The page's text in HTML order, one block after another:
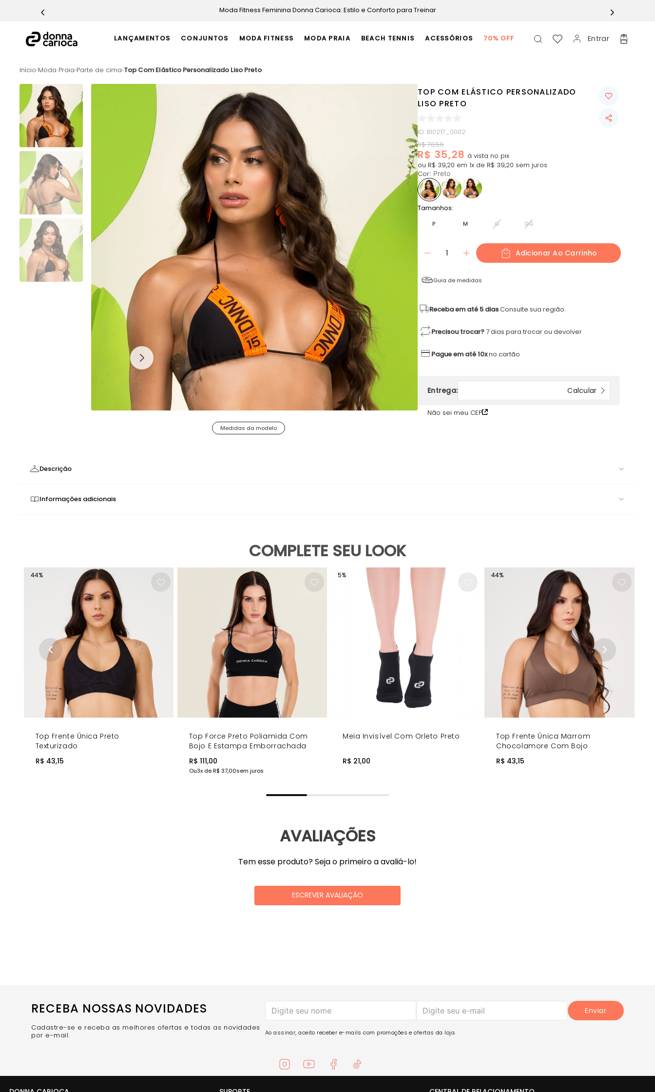
Moda Fitness Feminina Donna Carioca: Estilo e Conforto para Treinar
LANÇAMENTOS CONJUNTOS MODA FITNESS MODA PRAIA BEACH TENNIS ACESSÓRIOS 70% OFF Entrar
Moda Praia Parte de cima Top Com Elástico Personalizado Liso Preto
TOP COM ELÁSTICO PERSONALIZADO
LISO PRETO
ID: BI0217_0002
R$ 70,56
R$ 35,28
ou R$ 39,20 em 1x de R$ 39,20 sem juros
Cor: Preto
Tamanhos:
P M G GG
1 Adicionar Ao Carrinho
Guia de medidas
Receba em até 5 diasConsulte sua região.
Precisou trocar?7 dias para trocar ou devolver
Pague em até 10xno cartão
Não sei meu CEP
Medidas da modelo
Descrição
Elegância Minimalista e Personalização Exclusiva
Características de Performance
Design Liso Clássico - Base elegante e atemporal que combina com qualquer estilo e ocasião.
Bojo Removível - Versatilidade que permite suporte personalizado conforme suas necessidades.
Tecido de Alta Qualidade - Garante elasticidade, resistência e secagem rápida superior.
Construção Minimalista - Design limpo que prioriza funcionalidade e elegância.
Design Exclusivo
Elásticos Personalizados Donna Carioca - Detalhes exclusivos que criam identidade única e autenticidade.
Contraste Marcante - Combinação que adiciona modernidade e personalidade ao visual.
Amarrações Ajustáveis - Personalização perfeita do ajuste no pescoço e nas costas.
Modelagem Triangular - Corte clássico que favorece diferentes tipos de corpo com elegância.
COMPRE AGORA
- Combine com a Tanga com Elástico Personalizado para um conjunto minimalista sofisticado!
Informações adicionais
COMPLETE SEU LOOK
44%
Top Frente Única Preto
Texturizado
R$ 43,15
Top Force Preto Poliamida Com
Bojo E Estampa Emborrachada
R$ 111,00
Ou3x deR$ 37,00sem juros
5%
Meia Invisível Com Orleto Preto
R$ 21,00
44%
Top Frente Única Marrom
Chocolamore Com Bojo
R$ 43,15
AVALIAÇÕES
Tem esse produto? Seja o primeiro a avaliá-lo!
ESCREVER AVALIAÇÃO
RECEBA NOSSAS NOVIDADES
Cadastre-se e receba as melhores ofertas e todas as novidades
por e-mail.
Enviar
Ao assinar, aceito receber e-mails com promoções e ofertas da loja.
TERMOS MAIS BUSCADOS
Macacão
Casaco
Calça
Epic Vermelho
Conjunto
Macaquinho
Ultimate Rosa
Challenge Azul